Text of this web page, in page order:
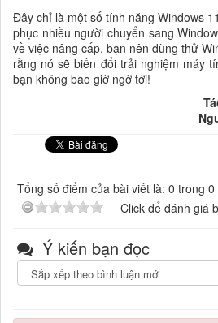
Đây chỉ là một số tính năng Windows
phục nhiều người chuyển sang
về việc nâng cấp, bạn nên dùng thử
rằng nó sẽ biến đổi trải nghiệm máy
bạn không bao giờ ngờ tới!
Tổng số điểm của bài viết là: 0 trong 0
Click để đánh giá
Ý kiến bạn đọc